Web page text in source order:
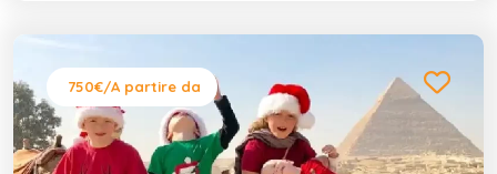
750€/A partire da